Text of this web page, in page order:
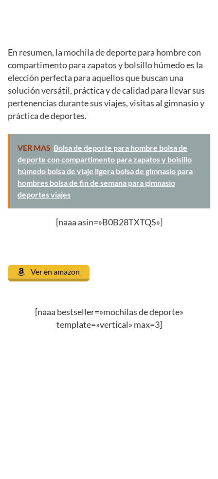
En resumen, la mochila de deporte para hombre con
compartimento para zapatos y bolsillo húmedo es la
elección perfecta para aquellos que buscan una
solución versátil, práctica y de calidad para llevar sus
pertenencias durante sus viajes, visitas al gimnasio y
práctica de deportes.
VER MAS Bolsa de deporte para hombre bolsa de
deporte con compartimento para zapatos y bolsillo
húmedo bolsa de viaje ligera bolsa de gimnasio para
hombres bolsa de fin de semana para gimnasio
deportes viajes
[naaa asin=»B0B28TXTQS»]
Ver en amazon
[naaa bestseller=»mochilas de deporte»
template=»vertical» max=3]